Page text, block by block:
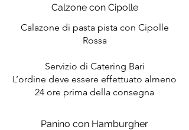
Calzone con Cipolle
Calazone di pasta pista con Cipolle
Rossa
Servizio di Catering Bari
L’ordine deve essere effettuato almeno
24 ore prima della consegna
Panino con Hamburgher